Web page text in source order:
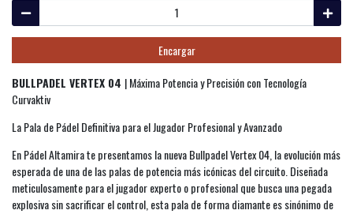
Encargar
BULLPADEL VERTEX 04 | Máxima Potencia y Precisión con Tecnología
Curvaktiv
La Pala de Pádel Definitiva para el Jugador Profesional y Avanzado
En Pádel Altamira te presentamos la nueva Bullpadel Vertex 04, la evolución más
esperada de una de las palas de potencia más icónicas del circuito. Diseñada
meticulosamente para el jugador experto o profesional que busca una pegada
explosiva sin sacrificar el control, esta pala de forma diamante es sinónimo de